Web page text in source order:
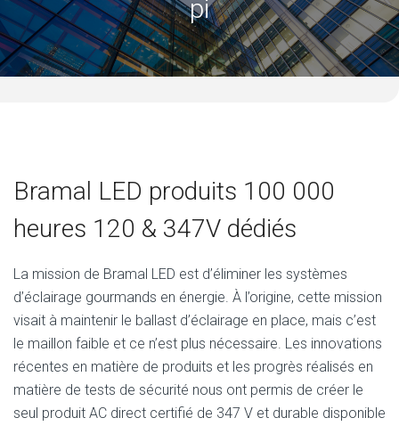
pi
Bramal LED produits 100 000
heures 120 & 347V dédiés
La mission de Bramal LED est d’éliminer les systèmes
d’éclairage gourmands en énergie. À l’origine, cette mission
visait à maintenir le ballast d’éclairage en place, mais c’est
le maillon faible et ce n’est plus nécessaire. Les innovations
récentes en matière de produits et les progrès réalisés en
matière de tests de sécurité nous ont permis de créer le
seul produit AC direct certifié de 347 V et durable disponible